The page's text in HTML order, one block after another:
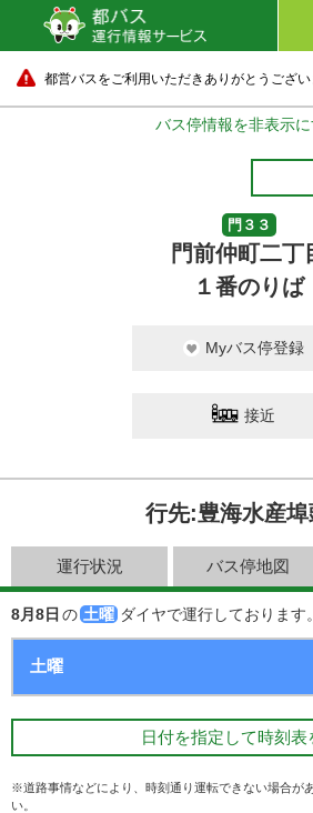
都営バスをご利用いただきありがとうござい
バス停情報を非表示
門３３
門前仲町二丁
１番のりば
Myバス停登録
接近
行先:豊海水産埠
運行状況 バス停地図
8月8日 の 土曜 ダイヤで運行しております。
日付を指定して時刻表
※道路事情などにより、時刻通り運転できない場合が
い。